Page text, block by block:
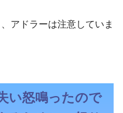
アドラーは注意していま
い怒鳴ったので